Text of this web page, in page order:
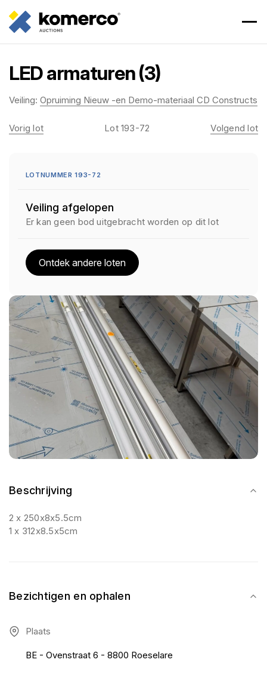
LED armaturen (3)
Veiling: Opruiming Nieuw -en Demo-materiaal CD Constructs
Beschrijving
2 x 250x8x5.5cm
1 x 312x8.5x5cm
Bezichtigen en ophalen
Plaats
BE - Ovenstraat 6 - 8800 Roeselare
Vorig lot Lot 193-72 Volgend lot
LOTNUMMER 193-72
Veiling afgelopen
Er kan geen bod uitgebracht worden op dit lot
Ontdek andere loten